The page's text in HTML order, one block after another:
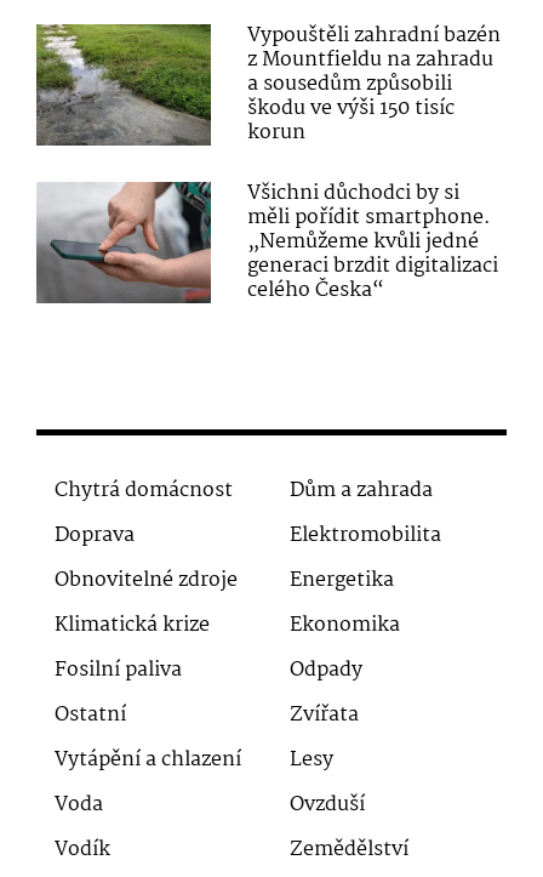
Vypouštěli zahradní bazén
z Mountfieldu na zahradu
a sousedům způsobili
škodu ve výši 150 tisíc
korun
Všichni důchodci by si
měli pořídit smartphone.
„Nemůžeme kvůli jedné
generaci brzdit digitalizaci
celého Česka“
Chytrá domácnost
Dům a zahrada
Doprava
Elektromobilita
Obnovitelné zdroje
Energetika
Klimatická krize
Ekonomika
Fosilní paliva
Odpady
Ostatní
Zvířata
Vytápění a chlazení
Lesy
Voda
Ovzduší
Vodík
Zemědělství